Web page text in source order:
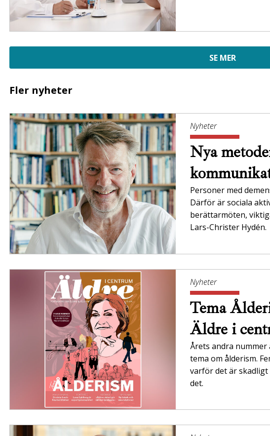
SE MER
Fler nyheter
Nyheter
Nya
Personer med
Därför är sociala
berättarmöten,
Lars-Christer Hydén.
Nyheter
Tema
Äldre i
Årets andra
tema om ålderism.
varför det är
det.